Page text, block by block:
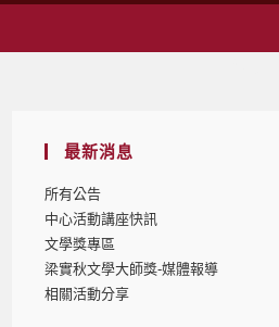
最新消息
所有公告
中心活動講座快訊
文學獎專區
梁實秋文學大師獎-媒體報導
相關活動分享